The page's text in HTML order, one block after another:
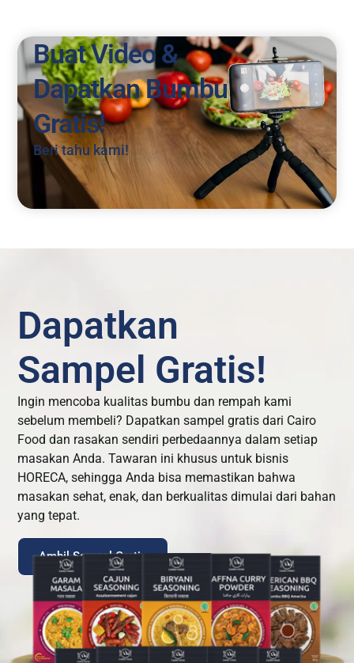
Buat Video &
Dapatkan Bumbu
Gratis!
Beri tahu kami!
Dapatkan
Sampel Gratis!
Ingin mencoba kualitas bumbu dan rempah kami
sebelum membeli? Dapatkan sampel gratis dari Cairo
Food dan rasakan sendiri perbedaannya dalam setiap
masakan Anda. Tawaran ini khusus untuk bisnis
HORECA, sehingga Anda bisa memastikan bahwa
masakan sehat, enak, dan berkualitas dimulai dari bahan
yang tepat.
Ambil Sampel Gratis